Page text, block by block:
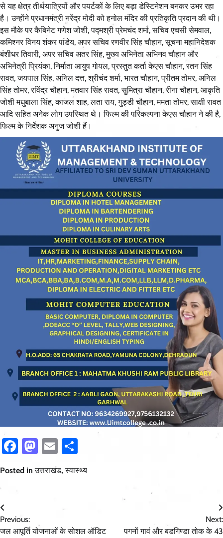
से यह क्षेत्र तीर्थयात्रियों और पयर्टकों के लिए बड़ा डेस्टिनेशन बनकर उभर रहा
है। उन्होंने प्रधानमंत्री नरेंद्र मोदी को हनोल मंदिर की प्रतिकृति प्रदान की थी।
इस मौके पर कैबिनेट गणेश जोशी, पद्मश्री प्रेमचंद शर्मा, सचिव एचसी सेमवाल,
कमिश्नर विनय शंकर पांडेय, अपर सचिव रणवीर सिंह चौहान, सूचना महानिदेशक
बंशीधर तिवारी, अपर सचिव अतर सिंह, मुख्य अभिनेता अभिनव चौहान और
अभिनेत्री प्रियंका, निर्माता आयुष गोयल, प्रस्तुत कर्ता केएस चौहान, रतन सिंह
रावत, जयपाल सिंह, अनिल दत्त, श्रीचंद शर्मा, भारत चौहान, प्रीतम तोमर, अनिल
सिंह तोमर, रविंद्र चौहान, मतवार सिंह रावत, सुमित्रा चौहान, रीना चौहान, आकृति
जोशी मधुबाला सिंह, काजल शाह, लता राय, गुड्डी चौहान, ममता तोमर, साक्षी रावत
आदि सहित अनेक लोग उपस्थित थे। फिल्म की परिकल्पना केएस चौहान ने की है,
फिल्म के निर्देशक अनुज जोशी हैं।
Facebook
Mastodon
Email
Posted inउत्तराखंड,स्वास्थ्य
Post
navigation
Previous:
जल आपूर्ति योजनाओं के सोशल ऑडिट
Next:
पगनों गावं और बडगिण्डा तोक के 43